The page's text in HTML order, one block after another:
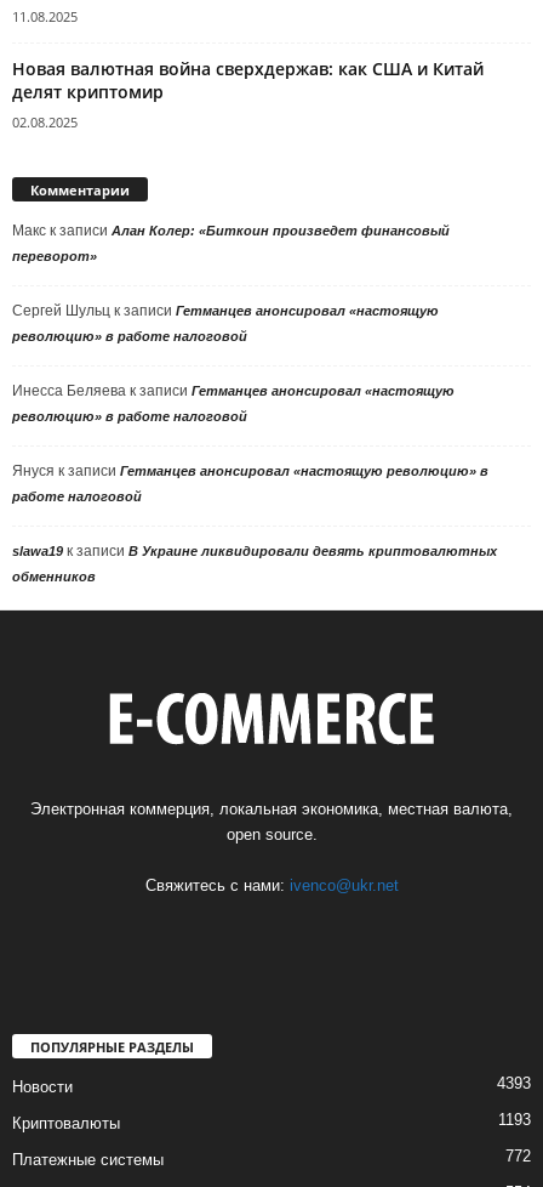
11.08.2025
Новая валютная война сверхдержав: как США и Китай
делят криптомир
02.08.2025
Комментарии
Макс к записи Алан Колер: «Биткоин произведет финансовый
переворот»
Сергей Шульц к записи Гетманцев анонсировал «настоящую
революцию» в работе налоговой
Инесса Беляева к записи Гетманцев анонсировал «настоящую
революцию» в работе налоговой
Януся к записи Гетманцев анонсировал «настоящую революцию» в
работе налоговой
slawa19 к записи В Украине ликвидировали девять криптовалютных
обменников
Электронная коммерция, локальная экономика, местная валюта,
open source.
Свяжитесь с нами: ivenco@ukr.net
ПОПУЛЯРНЫЕ РАЗДЕЛЫ
Новости 4393
Криптовалюты 1193
Платежные системы
772